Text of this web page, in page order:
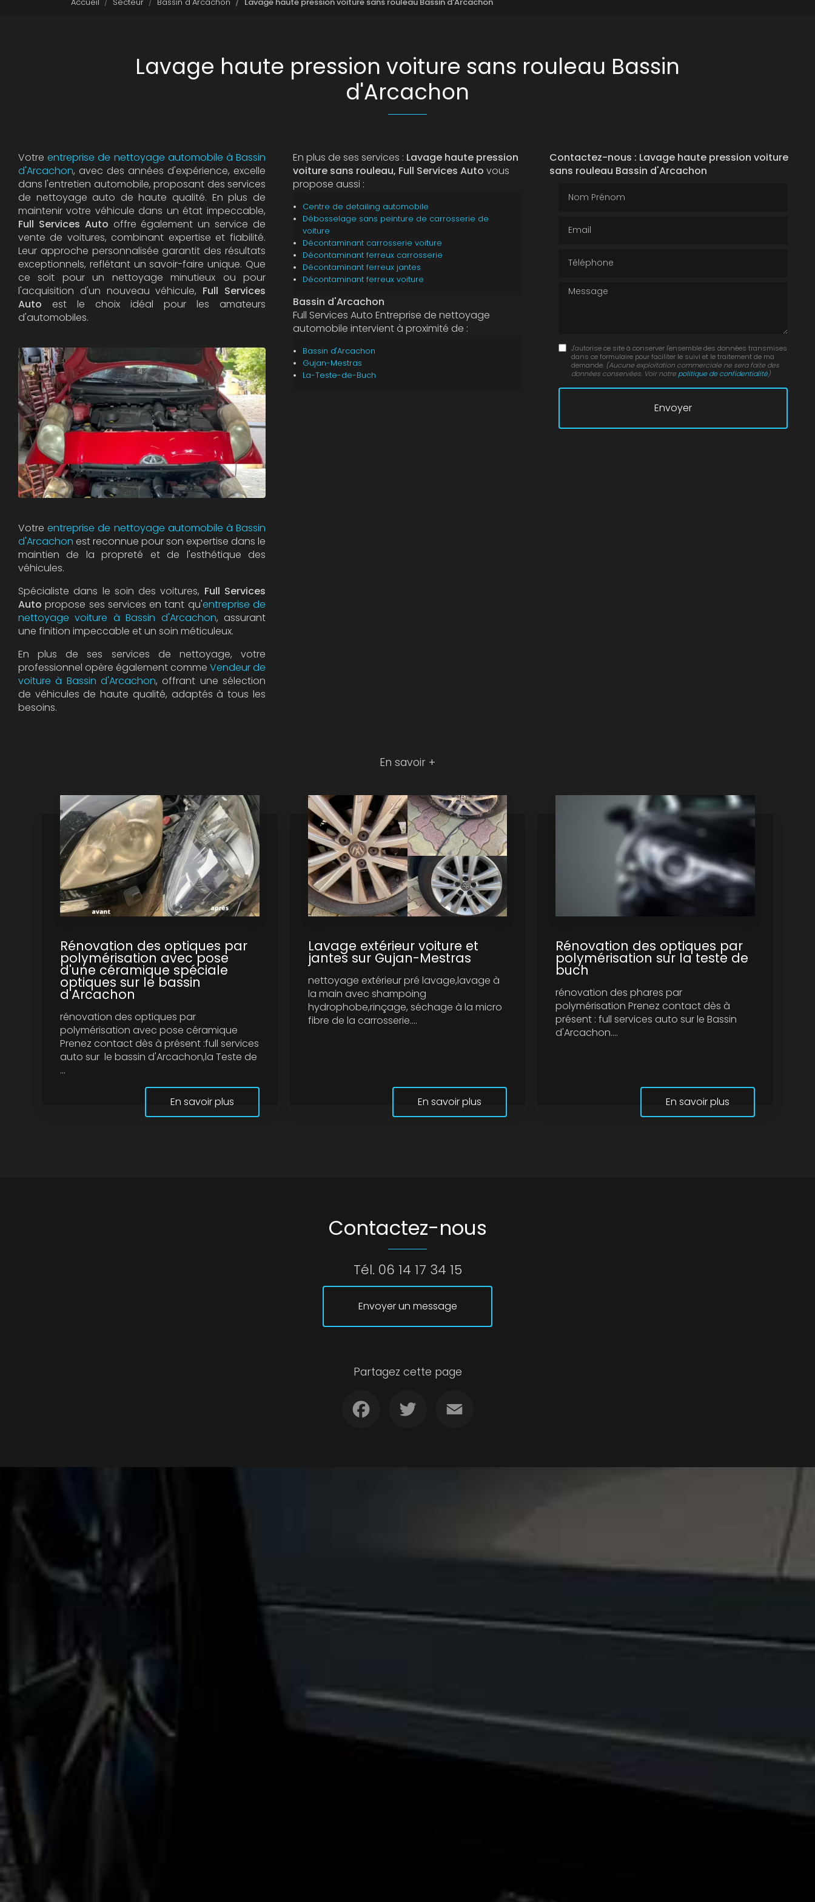
Lavage haute pression voiture sans rouleau Bassin
d'Arcachon
Votreentreprise de nettoyage automobile à Bassin
d'Arcachon, avec des années d'expérience, excelle
dans l'entretien automobile, proposant des services
de nettoyage auto de haute qualité. En plus de
maintenir votre véhicule dans un état impeccable,
Full Services Auto offre également un service de
vente de voitures, combinant expertise et fiabilité.
Leur approche personnalisée garantit des résultats
exceptionnels, reflétant un savoir-faire unique. Que
ce soit pour un nettoyage minutieux ou pour
l'acquisition d'un nouveau véhicule, Full Services
Auto est le choix idéal pour les amateurs
d'automobiles.
Votreentreprise de nettoyage automobile à Bassin
d'Arcachon est reconnue pour son expertise dans le
maintien de la propreté et de l'esthétique des
véhicules.
Spécialiste dans le soin des voitures, Full Services
Auto propose ses services en tant qu'entreprise de
nettoyage voiture à Bassin d'Arcachon, assurant
une finition impeccable et un soin méticuleux.
En plus de ses services de nettoyage, votre
professionnel opère également comme Vendeur de
voiture à Bassin d'Arcachon, offrant une sélection
de véhicules de haute qualité, adaptés à tous les
besoins.
En plus de ses services : Lavage haute pression
voiture sans rouleau, Full Services Auto vous
propose aussi :
Centre de detailing automobile
Débosselage sans peinture de carrosserie de
voiture
Décontaminant carrosserie voiture
Décontaminant ferreux carrosserie
Décontaminant ferreux jantes
Décontaminant ferreux voiture
Bassin d'Arcachon
Full Services Auto Entreprise de nettoyage
automobile intervient à proximité de :
Bassin d'Arcachon
Gujan-Mestras
La-Teste-de-Buch
Contactez-nous : Lavage haute pression voiture
sans rouleau Bassin d'Arcachon
Message
J'autorise ce site à conserver l'ensemble des données transmises
dans ce formulaire pour faciliter le suivi et le traitement de ma
demande. (Aucune exploitation commerciale ne sera faite des
données conservées. Voir notre politique de confidentialité)
En savoir +
Rénovation des optiques par
polymérisation avec pose
d'une céramique spéciale
optiques sur le bassin
d'Arcachon
rénovation des optiques par
polymérisation avec pose céramique
Prenez contact dès à présent :full services
auto sur le bassin d'Arcachon,la Teste de
...
En savoir plus
Lavage extérieur voiture et
jantes sur Gujan-Mestras
nettoyage extérieur pré lavage,lavage à
la main avec shampoing
hydrophobe,rinçage, séchage à la micro
fibre de la carrosserie....
En savoir plus
Rénovation des optiques par
polymérisation sur la teste de
buch
rénovation des phares par
polymérisation Prenez contact dès à
présent : full services auto sur le Bassin
d'Arcachon....
En savoir plus
Contactez-nous
Tél. 06 14 17 34 15
Envoyer un message
Partagez cette page